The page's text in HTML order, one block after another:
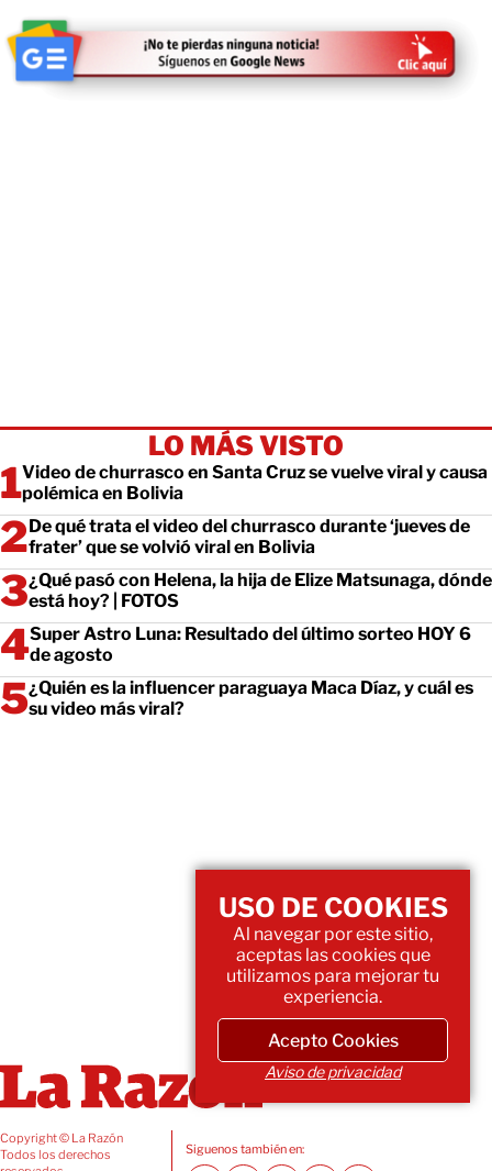
LO MÁS VISTO
Video de churrasco en Santa Cruz se vuelve viral y causa
polémica en Bolivia
De qué trata el video del churrasco durante ‘jueves de
frater’ que se volvió viral en Bolivia
¿Qué pasó con Helena, la hija de Elize Matsunaga, dónde
está hoy? | FOTOS
Super Astro Luna: Resultado del último sorteo HOY 6
de agosto
¿Quién es la influencer paraguaya Maca Díaz, y cuál es
su video más viral?
Copyright © La Razón
Todos los derechos
Siguenos también en:
USO DE COOKIES
Al navegar por este sitio,
aceptas las cookies que
utilizamos para mejorar tu
experiencia.
Acepto Cookies
Aviso de privacidad